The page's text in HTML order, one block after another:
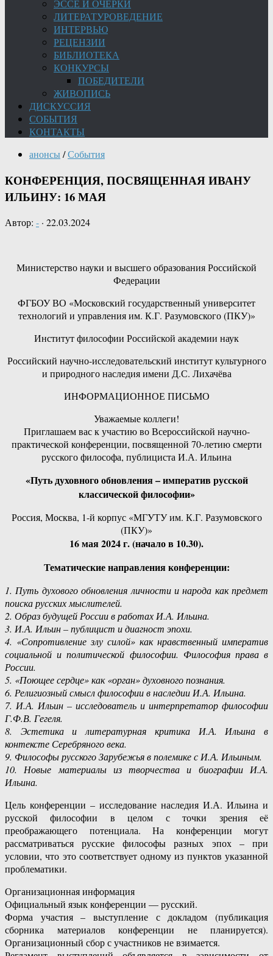
ЭССЕ И ОЧЕРКИ
ЛИТЕРАТУРОВЕДЕНИЕ
ИНТЕРВЬЮ
РЕЦЕНЗИИ
БИБЛИОТЕКА
КОНКУРСЫ
ПОБЕДИТЕЛИ
ЖИВОПИСЬ
ДИСКУССИЯ
СОБЫТИЯ
КОНТАКТЫ
анонсы/События
КОНФЕРЕНЦИЯ, ПОСВЯЩЕННАЯ ИВАНУ
ИЛЬИНУ: 16 МАЯ
Автор: - · 22.03.2024
Министерство науки и высшего образования Российской
Федерации
ФГБОУ ВО «Московский государственный университет
технологий и управления им. К.Г. Разумовского (ПКУ)»
Институт философии Российской академии наук
Российский научно-исследовательский институт культурного
и природного наследия имени Д.С. Лихачёва
ИНФОРМАЦИОННОЕ ПИСЬМО
Уважаемые коллеги!
Приглашаем вас к участию во Всероссийской научно-
практической конференции, посвященной 70-летию смерти
русского философа, публициста И.А. Ильина
«Путь духовного обновления – императив русской
классической философии»
Россия, Москва, 1-й корпус «МГУТУ им. К.Г. Разумовского
(ПКУ)»
16 мая 2024 г. (начало в 10.30).
Тематические направления конференции:
1. Путь духового обновления личности и народа как предмет
поиска русских мыслителей.
2. Образ будущей России в работах И.А. Ильина.
3. И.А. Ильин – публицист и диагност эпохи.
4. «Сопротивление злу силой» как нравственный императив
социальной и политической философии. Философия права в
России.
5. «Поющее сердце» как «орган» духовного познания.
6. Религиозный смысл философии в наследии И.А. Ильина.
7. И.А. Ильин – исследователь и интерпретатор философии
Г.Ф.В. Гегеля.
8. Эстетика и литературная критика И.А. Ильина в
контексте Серебряного века.
9. Философы русского Зарубежья в полемике с И.А. Ильиным.
10. Новые материалы из творчества и биографии И.А.
Ильина.
Цель конференции – исследование наследия И.А. Ильина и
русской философии в целом с точки зрения её
преображающего потенциала. На конференции могут
рассматриваться русские философы разных эпох – при
условии, что это соответствует одному из пунктов указанной
проблематики.
Организационная информация
Официальный язык конференции — русский.
Форма участия – выступление с докладом (публикация
сборника материалов конференции не планируется).
Организационный сбор с участников не взимается.